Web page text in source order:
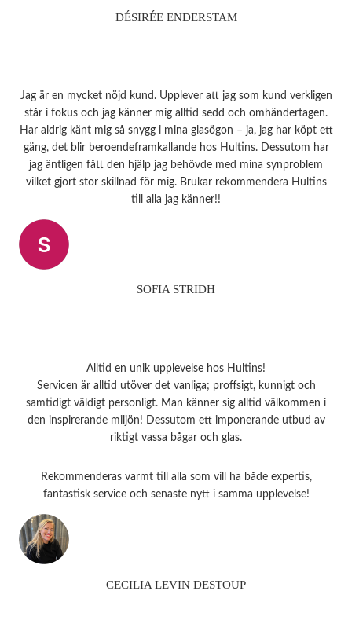
DÉSIRÉE ENDERSTAM
Jag är en mycket nöjd kund. Upplever att jag som kund verkligen
står i fokus och jag känner mig alltid sedd och omhändertagen.
Har aldrig känt mig så snygg i mina glasögon – ja, jag har köpt ett
gäng, det blir beroendeframkallande hos Hultins. Dessutom har
jag äntligen fått den hjälp jag behövde med mina synproblem
vilket gjort stor skillnad för mig. Brukar rekommendera Hultins
till alla jag känner!!
SOFIA STRIDH
Alltid en unik upplevelse hos Hultins!
Servicen är alltid utöver det vanliga; proffsigt, kunnigt och
samtidigt väldigt personligt. Man känner sig alltid välkommen i
den inspirerande miljön! Dessutom ett imponerande utbud av
riktigt vassa bågar och glas.
Rekommenderas varmt till alla som vill ha både expertis,
fantastisk service och senaste nytt i samma upplevelse!
CECILIA LEVIN DESTOUP